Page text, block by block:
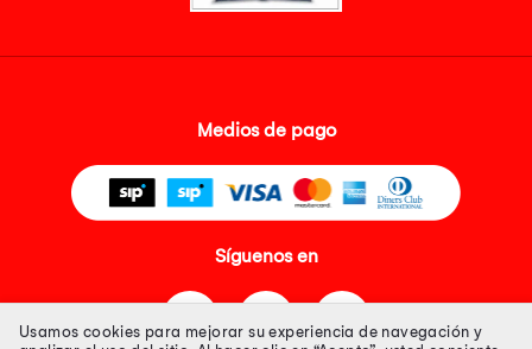
Medios de pago
Síguenos en
Usamos cookies para mejorar su experiencia de navegación y